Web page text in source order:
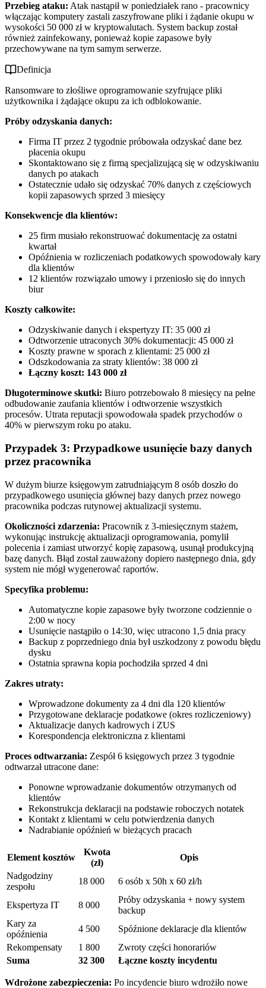
Przebieg ataku: Atak nastąpił w poniedziałek rano - pracownicy
włączając komputery zastali zaszyfrowane pliki i żądanie okupu w
wysokości 50 000 zł w kryptowalutach. System backup został
również zainfekowany, ponieważ kopie zapasowe były
przechowywane na tym samym serwerze.
Definicja
Ransomware to złośliwe oprogramowanie szyfrujące pliki
użytkownika i żądające okupu za ich odblokowanie.
Próby odzyskania danych:
Firma IT przez 2 tygodnie próbowała odzyskać dane bez
płacenia okupu
Skontaktowano się z firmą specjalizującą się w odzyskiwaniu
danych po atakach
Ostatecznie udało się odzyskać 70% danych z częściowych
kopii zapasowych sprzed 3 miesięcy
Konsekwencje dla klientów:
25 firm musiało rekonstruować dokumentację za ostatni
kwartał
Opóźnienia w rozliczeniach podatkowych spowodowały kary
dla klientów
12 klientów rozwiązało umowy i przeniosło się do innych
biur
Koszty całkowite:
Odzyskiwanie danych i ekspertyzy IT: 35 000 zł
Odtworzenie utraconych 30% dokumentacji: 45 000 zł
Koszty prawne w sporach z klientami: 25 000 zł
Odszkodowania za straty klientów: 38 000 zł
Łączny koszt: 143 000 zł
Długoterminowe skutki: Biuro potrzebowało 8 miesięcy na pełne
odbudowanie zaufania klientów i odtworzenie wszystkich
procesów. Utrata reputacji spowodowała spadek przychodów o
40% w pierwszym roku po ataku.
Przypadek 3: Przypadkowe usunięcie bazy danych
przez pracownika
W dużym biurze księgowym zatrudniającym 8 osób doszło do
przypadkowego usunięcia głównej bazy danych przez nowego
pracownika podczas rutynowej aktualizacji systemu.
Okoliczności zdarzenia: Pracownik z 3-miesięcznym stażem,
wykonując instrukcję aktualizacji oprogramowania, pomylił
polecenia i zamiast utworzyć kopię zapasową, usunął produkcyjną
bazę danych. Błąd został zauważony dopiero następnego dnia, gdy
system nie mógł wygenerować raportów.
Specyfika problemu:
Automatyczne kopie zapasowe były tworzone codziennie o
2:00 w nocy
Usunięcie nastąpiło o 14:30, więc utracono 1,5 dnia pracy
Backup z poprzedniego dnia był uszkodzony z powodu błędu
dysku
Ostatnia sprawna kopia pochodziła sprzed 4 dni
Zakres utraty:
Wprowadzone dokumenty za 4 dni dla 120 klientów
Przygotowane deklaracje podatkowe (okres rozliczeniowy)
Aktualizacje danych kadrowych i ZUS
Korespondencja elektroniczna z klientami
Proces odtwarzania: Zespół 6 księgowych przez 3 tygodnie
odtwarzał utracone dane:
Ponowne wprowadzanie dokumentów otrzymanych od
klientów
Rekonstrukcja deklaracji na podstawie roboczych notatek
Kontakt z klientami w celu potwierdzenia danych
Nadrabianie opóźnień w bieżących pracach
Element kosztów
Kwota
(zł)
Opis
Nadgodziny
zespołu
18 000 6 osób x 50h x 60 zł/h
Ekspertyza IT 8 000
Próby odzyskania + nowy system
backup
Kary za
opóźnienia
4 500
Spóźnione deklaracje dla klientów
Rekompensaty
1 800
Zwroty części honorariów
Suma
32 300 Łączne koszty incydentu
Wdrożone zabezpieczenia: Po incydencie biuro wdrożiło nowe